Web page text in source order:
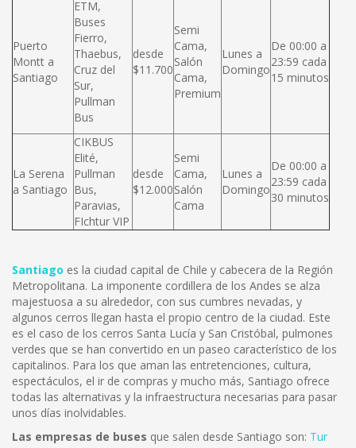
Puerto
Montt a
Santiago
ETM,
Buses
Fierro,
Thaebus,
Cruz del
Sur,
Pullman
Bus
desde
$11.700
Semi
Cama,
Salón
Cama,
Premium
Lunes a
Domingo
De 00:00 a
23:59 cada
15 minutos
La Serena
a Santiago
CIKBUS
Elité,
Pullman
Bus,
Paravias,
FIchtur VIP
desde
$12.000
Semi
Cama,
Salón
Cama
Lunes a
Domingo
De 00:00 a
23:59 cada
30 minutos
Santiago es la ciudad capital de Chile y cabecera de la Región
Metropolitana. La imponente cordillera de los Andes se alza
majestuosa a su alrededor, con sus cumbres nevadas, y
algunos cerros llegan hasta el propio centro de la ciudad. Este
es el caso de los cerros Santa Lucía y San Cristóbal, pulmones
verdes que se han convertido en un paseo característico de los
capitalinos. Para los que aman las entretenciones, cultura,
espectáculos, el ir de compras y mucho más, Santiago ofrece
todas las alternativas y la infraestructura necesarias para pasar
unos días inolvidables.
Las empresas de buses que salen desde Santiago son: Tur